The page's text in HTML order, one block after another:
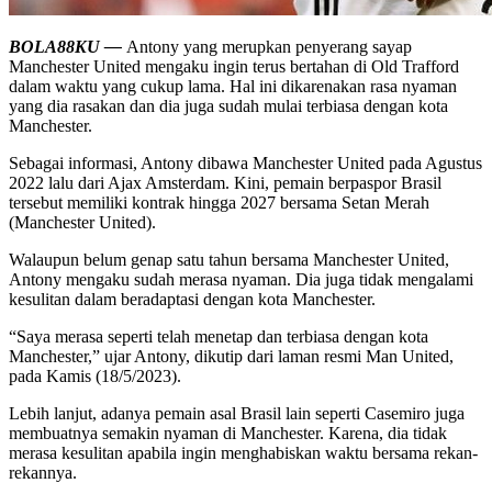
BOLA88KU — Antony yang merupkan penyerang sayap
Manchester United mengaku ingin terus bertahan di Old Trafford
dalam waktu yang cukup lama. Hal ini dikarenakan rasa nyaman
yang dia rasakan dan dia juga sudah mulai terbiasa dengan kota
Manchester.
Sebagai informasi, Antony dibawa Manchester United pada Agustus
2022 lalu dari Ajax Amsterdam. Kini, pemain berpaspor Brasil
tersebut memiliki kontrak hingga 2027 bersama Setan Merah
(Manchester United).
Walaupun belum genap satu tahun bersama Manchester United,
Antony mengaku sudah merasa nyaman. Dia juga tidak mengalami
kesulitan dalam beradaptasi dengan kota Manchester.
“Saya merasa seperti telah menetap dan terbiasa dengan kota
Manchester,” ujar Antony, dikutip dari laman resmi Man United,
pada Kamis (18/5/2023).
Lebih lanjut, adanya pemain asal Brasil lain seperti Casemiro juga
membuatnya semakin nyaman di Manchester. Karena, dia tidak
merasa kesulitan apabila ingin menghabiskan waktu bersama rekan-
rekannya.